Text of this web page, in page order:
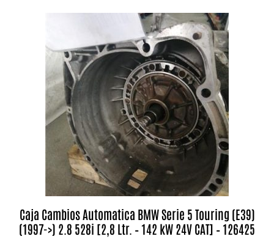
Caja Cambios Automatica BMW Serie 5 Touring (E39)
(1997->) 2.8 528i [2,8 Ltr. – 142 kW 24V CAT] – 126425